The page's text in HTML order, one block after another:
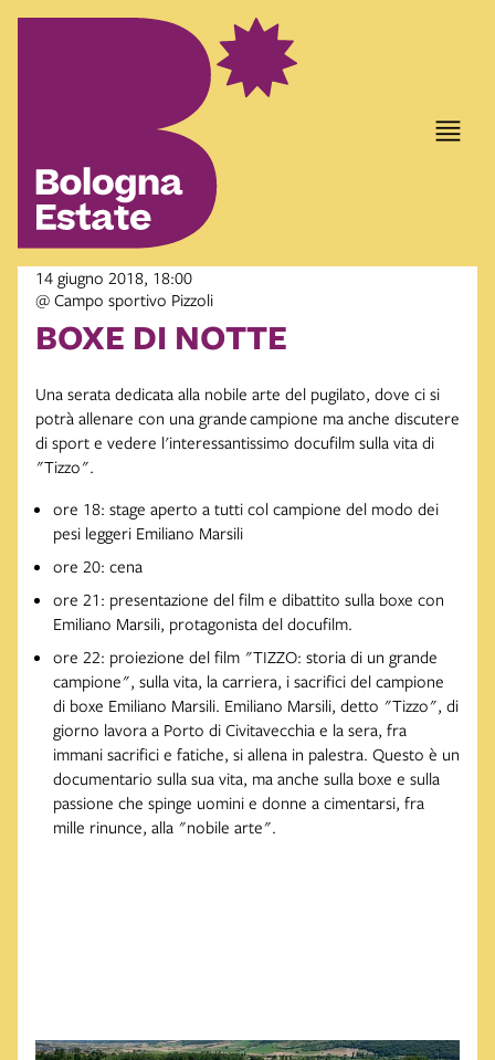
14 giugno 2018, 18:00
@ Campo sportivo Pizzoli
BOXE DI NOTTE
Una serata dedicata alla nobile arte del pugilato, dove ci si
potrà allenare con una grande campione ma anche discutere
di sport e vedere l'interessantissimo docufilm sulla vita di
"Tizzo".
ore 18: stage aperto a tutti col campione del modo dei
pesi leggeri Emiliano Marsili
ore 20: cena
ore 21: presentazione del film e dibattito sulla boxe con
Emiliano Marsili, protagonista del docufilm.
ore 22: proiezione del film "TIZZO: storia di un grande
campione", sulla vita, la carriera, i sacrifici del campione
di boxe Emiliano Marsili. Emiliano Marsili, detto "Tizzo", di
giorno lavora a Porto di Civitavecchia e la sera, fra
immani sacrifici e fatiche, si allena in palestra. Questo è un
documentario sulla sua vita, ma anche sulla boxe e sulla
passione che spinge uomini e donne a cimentarsi, fra
mille rinunce, alla "nobile arte".